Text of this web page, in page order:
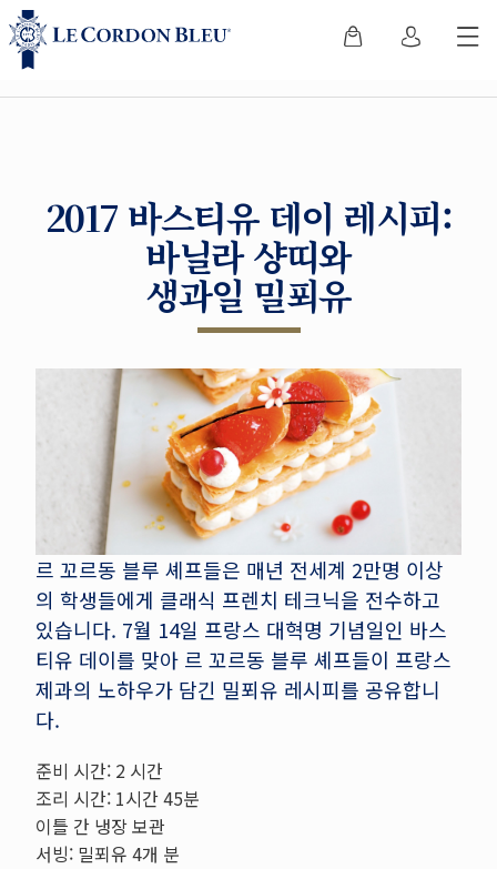
2017 바스티유 데이 레시피:
바닐라 샹띠와
생과일 밀푀유
르 꼬르동 블루 셰프들은 매년 전세계 2만명 이상
의 학생들에게 클래식 프렌치 테크닉을 전수하고
있습니다. 7월 14일 프랑스 대혁명 기념일인 바스
티유 데이를 맞아 르 꼬르동 블루 셰프들이 프랑스
제과의 노하우가 담긴 밀푀유 레시피를 공유합니
다.
준비 시간: 2 시간
조리 시간: 1시간 45분
이틀 간 냉장 보관
서빙: 밀푀유 4개 분